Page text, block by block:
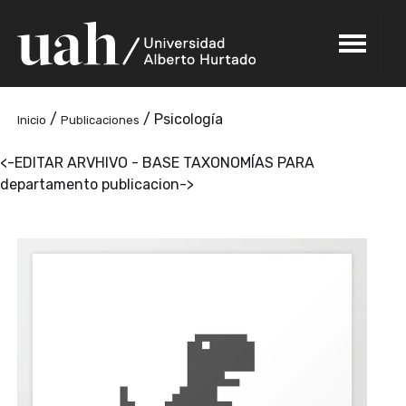
Inicio /Publicaciones / Psicología
<-EDITAR ARVHIVO - BASE TAXONOMÍAS PARA
departamento publicacion->